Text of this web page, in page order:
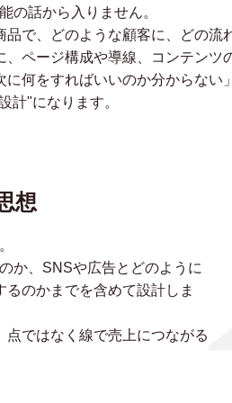
の話から入りません。
品で、どのような顧客に、どの流
ページ構成や導線、コンテンツ
に何をすればいいのか分からない
計"になります。
想
か、SNSや広告とどのように
のかまでを含めて設計しま
ではなく線で売上につながる